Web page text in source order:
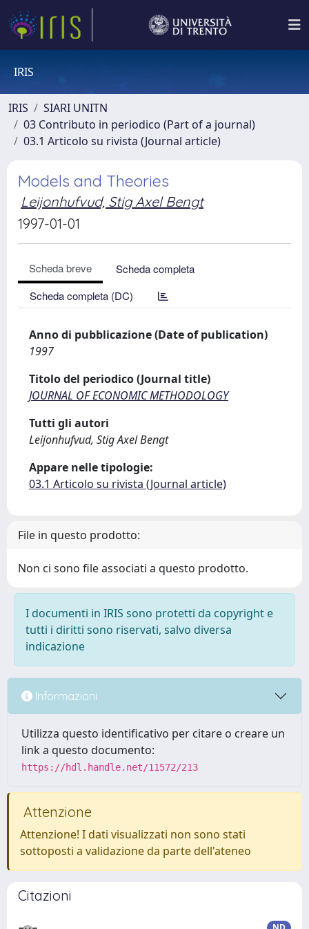
IRIS
IRIS
SIARI UNITN
03 Contributo in periodico (Part of a journal)
03.1 Articolo su rivista (Journal article)
Models and Theories
Leijonhufvud, Stig Axel Bengt
1997-01-01
Scheda breve
Scheda completa
Scheda completa (DC)
Anno di pubblicazione (Date of publication)
1997
Titolo del periodico (Journal title)
JOURNAL OF ECONOMIC METHODOLOGY
Tutti gli autori
Leijonhufvud, Stig Axel Bengt
Appare nelle tipologie:
03.1 Articolo su rivista (Journal article)
File in questo prodotto:
Non ci sono file associati a questo prodotto.
I documenti in IRIS sono protetti da copyright e
tutti i diritti sono riservati, salvo diversa
indicazione
Informazioni
Utilizza questo identificativo per citare o creare un
link a questo documento:
https://hdl.handle.net/11572/213
Attenzione
Attenzione! I dati visualizzati non sono stati
sottoposti a validazione da parte dell'ateneo
Citazioni